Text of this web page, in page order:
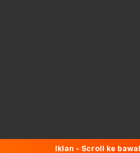
Iklan - Scroll ke